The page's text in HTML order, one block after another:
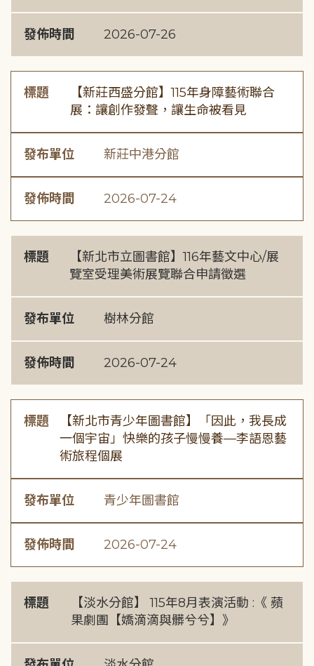
發佈時間 2026-07-26
標題
【新莊西盛分館】115年身障藝術聯合
展：讓創作發聲，讓生命被看見
發布單位 新莊中港分館
發佈時間 2026-07-24
標題
【新北市立圖書館】116年藝文中心/展
覽室受理美術展覽聯合申請徵選
發布單位 樹林分館
發佈時間 2026-07-24
標題
【新北市青少年圖書館】「因此，我長成
一個宇宙」快樂的孩子慢慢養—李語恩藝
術旅程個展
發布單位 青少年圖書館
發佈時間 2026-07-24
標題
【淡水分館】 115年8月表演活動 :《 蘋
果劇團【嬌滴滴與髒兮兮】》